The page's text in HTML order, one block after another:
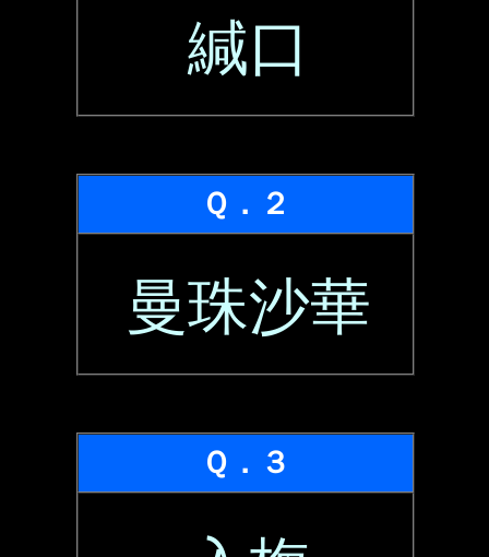
緘口
Ｑ．２
曼珠沙華
Ｑ．３